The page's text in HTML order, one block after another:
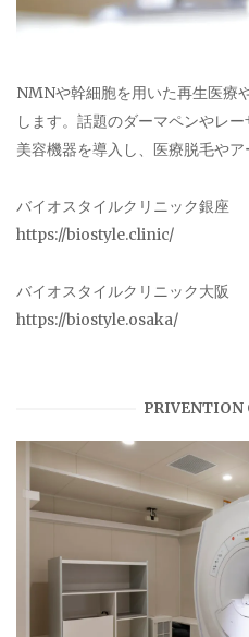
NMNや幹細胞を用いた再生医療
します。話題のダーマペンやレ
美容機器を導入し、医療脱毛やア
バイオスタイルクリニック銀座
https://biostyle.clinic/
バイオスタイルクリニック大阪
https://biostyle.osaka/
PRIVENTION